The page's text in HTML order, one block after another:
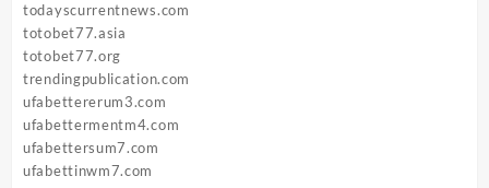
todayscurrentnews.com
totobet77.asia
totobet77.org
trendingpublication.com
ufabettererum3.com
ufabettermentm4.com
ufabettersum7.com
ufabettinwm7.com